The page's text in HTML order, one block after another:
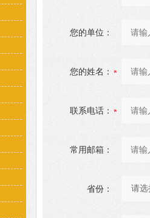
您的单位：
您的姓名：
联系电话：
常用邮箱：
省份：